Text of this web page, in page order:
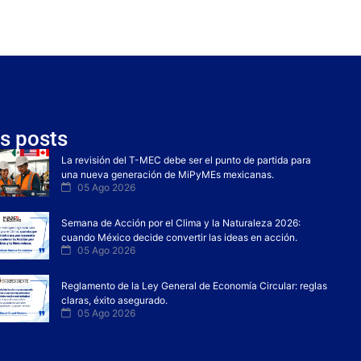
posts
La revisión del T-MEC debe ser el punto de partida para
una nueva generación de MiPyMEs mexicanas.
05 Ago 2026
Semana de Acción por el Clima y la Naturaleza 2026:
cuando México decide convertir las ideas en acción.
05 Ago 2026
Reglamento de la Ley General de Economía Circular: reglas
claras, éxito asegurado.
05 Ago 2026